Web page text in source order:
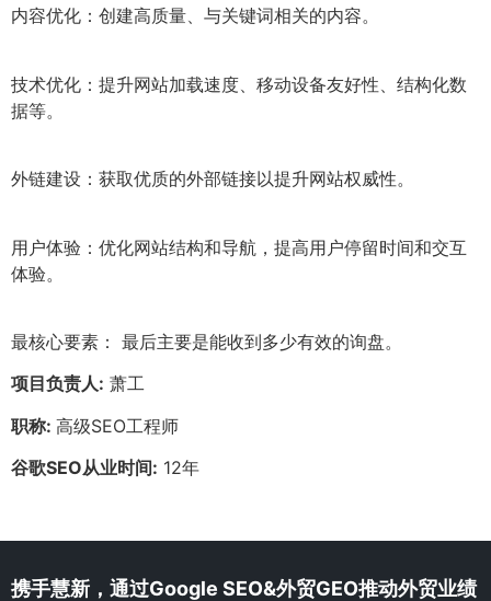
内容优化：创建高质量、与关键词相关的内容。
技术优化：提升网站加载速度、移动设备友好性、结构化数
据等。
外链建设：获取优质的外部链接以提升网站权威性。
用户体验：优化网站结构和导航，提高用户停留时间和交互
体验。
最核心要素： 最后主要是能收到多少有效的询盘。
项目负责人: 萧工
职称: 高级SEO工程师
谷歌SEO从业时间: 12年
携手慧新，通过Google SEO&外贸GEO推动外贸业绩